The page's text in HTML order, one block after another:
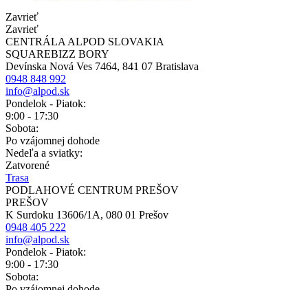
Zavrieť
Zavrieť
CENTRÁLA ALPOD SLOVAKIA
SQUAREBIZZ BORY
Devínska Nová Ves 7464, 841 07 Bratislava
0948 848 992
info@alpod.sk
Pondelok - Piatok:
9:00 - 17:30
Sobota:
Po vzájomnej dohode
Nedeľa a sviatky:
Zatvorené
Trasa
PODLAHOVÉ CENTRUM PREŠOV
PREŠOV
K Surdoku 13606/1A, 080 01 Prešov
0948 405 222
info@alpod.sk
Pondelok - Piatok:
9:00 - 17:30
Sobota: